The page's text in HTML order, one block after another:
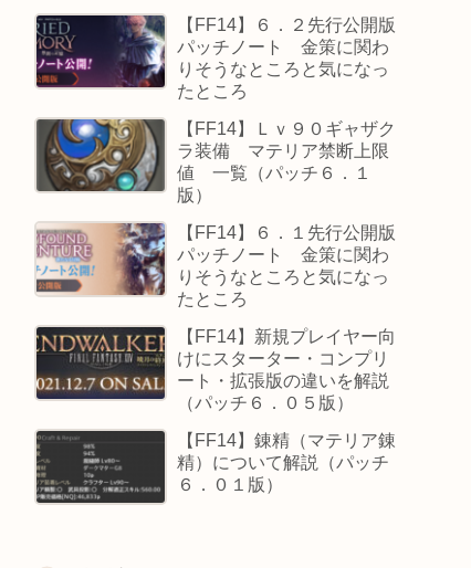
【FF14】６．２先行公開版
パッチノート 金策に関わ
りそうなところと気になっ
たところ
【FF14】Ｌｖ９０ギャザク
ラ装備 マテリア禁断上限
値 一覧（パッチ６．１
版）
【FF14】６．１先行公開版
パッチノート 金策に関わ
りそうなところと気になっ
たところ
【FF14】新規プレイヤー向
けにスターター・コンプリ
ート・拡張版の違いを解説
（パッチ６．０５版）
【FF14】錬精（マテリア錬
精）について解説（パッチ
６．０１版）